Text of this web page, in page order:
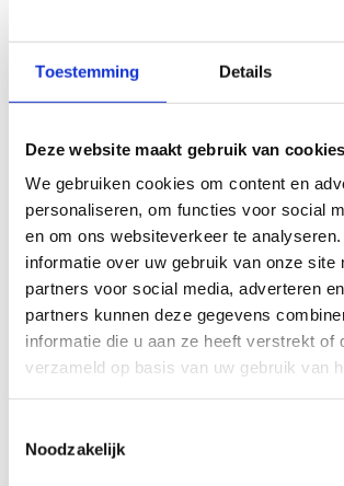
Toestemming Details
Deze website maakt gebruik van cookies
We gebruiken cookies om content en
personaliseren, om functies voor social
en om ons websiteverkeer te
informatie over uw gebruik van onze site
partners voor social media, adverteren
partners kunnen deze gegevens
informatie die u aan ze heeft verstrekt of
verzameld op basis van uw gebruik van
Noodzakelijk
Niveau 2 van deze module bouwt verder
competenties die verworven werden in de
'Levenslang leren (niveau 1)' en dit zowel
Het platform dat we gebruiken om deze
maakt gebruik van marketing cookies.
onderstaande knop op 'Alles toestaan' of
cookies' aan en klik op 'Selectie toestaan'.
Verander cookie settings